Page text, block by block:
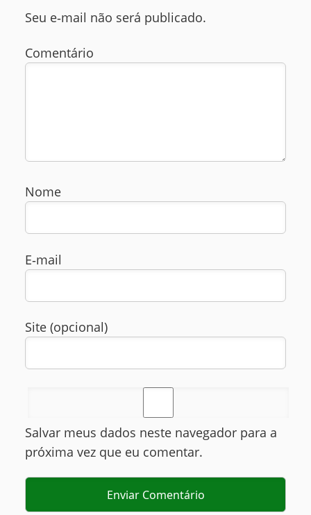
Seu e‑mail não será publicado.
Comentário
Nome
E‑mail
Site (opcional)
Salvar meus dados neste navegador para a
próxima vez que eu comentar.